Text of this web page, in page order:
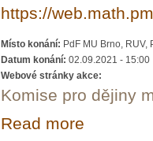
https://
Místo konání: PdF MU Brno, RUV,
Datum konání: 02.09.2021 - 15:00
Webové stránky akce:
Komise pro dějiny
Read more